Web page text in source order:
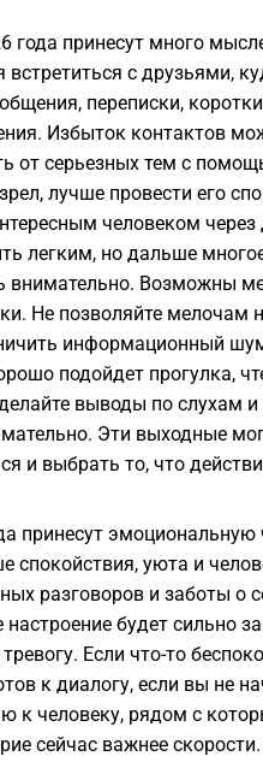
принесут много
с друзьями,
переписки,
Избыток контактов
от серьезных тем с
лучше провести его
человеком
легким, но дальше
Возможны
Не позволяйте мелочам
информационный
подойдет прогулка,
выводы по слухам
Эти выходные
и выбрать то, что
эмоциональную
спокойствия, уюта и
разговоров и заботы о
будет сильно
Если что-то
к диалогу, если вы не
к человеку, рядом с
сейчас важнее